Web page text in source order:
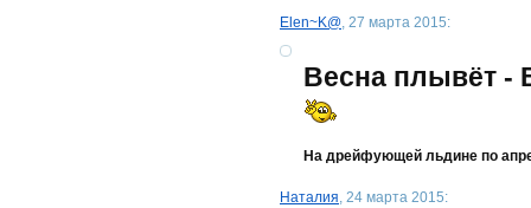
Еlen~K@, 27 марта 2015:
Весна плывёт -
На дрейфующей льдине по
Наталия, 24 марта 2015: